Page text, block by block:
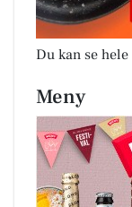
Du kan se hele
Meny